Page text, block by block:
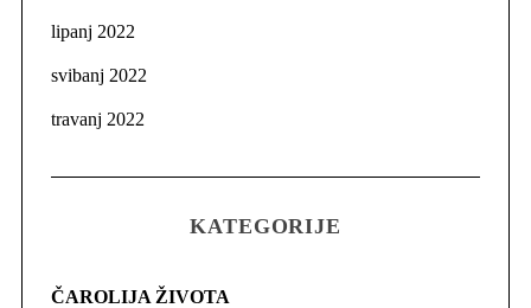
lipanj 2022
svibanj 2022
travanj 2022
KATEGORIJE
ČAROLIJA ŽIVOTA